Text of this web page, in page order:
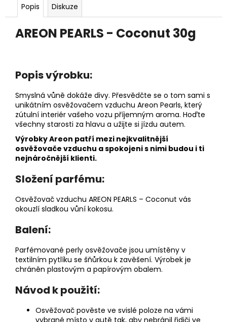
Popis Diskuze
AREON PEARLS - Coconut 30g
Popis výrobku:
Smyslná vůně dokáže divy. Přesvědčte se o tom sami s
unikátním osvěžovačem vzduchu Areon Pearls, který
zútulní interiér vašeho vozu příjemným aroma. Hoďte
všechny starosti za hlavu a užijte si jízdu autem.
Výrobky Areon patří mezi nejkvalitnější
osvěžovače vzduchu a spokojeni s nimi budou i ti
nejnáročnější klienti.
Složení parfému:
Osvěžovač vzduchu AREON PEARLS – Coconut vás
okouzlí sladkou vůní kokosu.
Balení:
Parfémované perly osvěžovače jsou umístěny v
textilním pytlíku se šňůrkou k zavěšení. Výrobek je
chráněn plastovým a papírovým obalem.
Návod k použití:
Osvěžovač pověste ve svislé poloze na vámi
u
e
PÁNEVNÍ
PROLOŽKY
SADA
KUSY
67
Kč